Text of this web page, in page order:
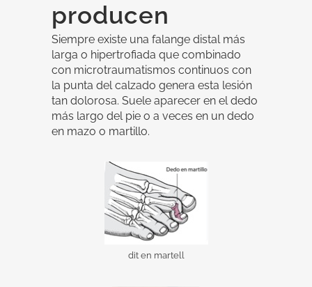
producen
Siempre existe una falange distal más
larga o hipertrofiada que combinado
con microtraumatismos continuos con
la punta del calzado genera esta lesión
tan dolorosa. Suele aparecer en el dedo
más largo del pie o a veces en un dedo
en mazo o martillo.
dit en martell